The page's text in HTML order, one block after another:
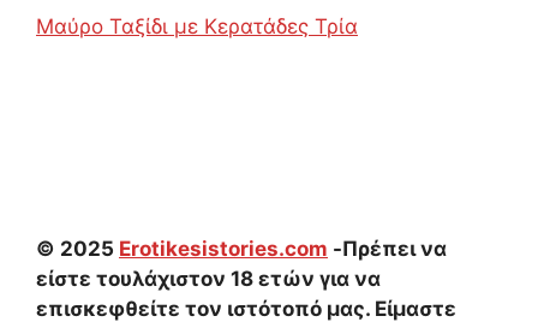
Μαύρο Ταξίδι με Κερατάδες Τρία
© 2025 Erotikesistories.com -Πρέπει να
είστε τουλάχιστον 18 ετών για να
επισκεφθείτε τον ιστότοπό μας. Είμαστε